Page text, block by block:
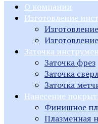
О компании
Изготовление
Заточка
Заточка фрез
Заточка
Заточка
Нанесение
Финишное
Плазменная